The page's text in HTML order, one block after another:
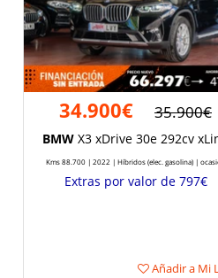
34.900€ 35.900€
BMW X3 xDrive 30e 292cv
Kms 88.700 | 2022 | Híbridos (elec. gasolina) |
Extras por valor de 797€
Añadir a Mi